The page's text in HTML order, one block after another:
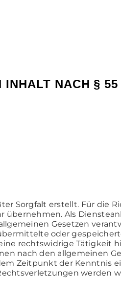
NACH §
Sorgfalt erstellt. Für die
Als
Gesetzen
oder
rechtswidrige Tätigkeit
nach den allgemeinen
Zeitpunkt der Kenntnis
werden